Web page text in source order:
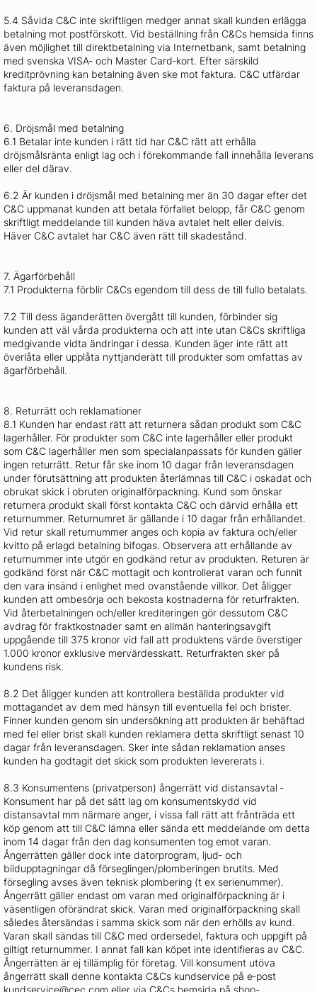
5.4 Såvida C&C inte skriftligen medger annat skall kunden erlägga
betalning mot postförskott. Vid beställning från C&Cs hemsida finns
även möjlighet till direktbetalning via Internetbank, samt betalning
med svenska VISA‐ och Master Card‐kort. Efter särskild
kreditprövning kan betalning även ske mot faktura. C&C utfärdar
faktura på leveransdagen.
6. Dröjsmål med betalning
6.1 Betalar inte kunden i rätt tid har C&C rätt att erhålla
dröjsmålsränta enligt lag och i förekommande fall innehålla leverans
eller del därav.
6.2 Är kunden i dröjsmål med betalning mer än 30 dagar efter det
C&C uppmanat kunden att betala förfallet belopp, får C&C genom
skriftligt meddelande till kunden häva avtalet helt eller delvis.
Häver C&C avtalet har C&C även rätt till skadestånd.
7. Ägarförbehåll
7.1 Produkterna förblir C&Cs egendom till dess de till fullo betalats.
7.2 Till dess äganderätten övergått till kunden, förbinder sig
kunden att väl vårda produkterna och att inte utan C&Cs skriftliga
medgivande vidta ändringar i dessa. Kunden äger inte rätt att
överlåta eller upplåta nyttjanderätt till produkter som omfattas av
ägarförbehåll.
8. Returrätt och reklamationer
8.1 Kunden har endast rätt att returnera sådan produkt som C&C
lagerhåller. För produkter som C&C inte lagerhåller eller produkt
som C&C lagerhåller men som specialanpassats för kunden gäller
ingen returrätt. Retur får ske inom 10 dagar från leveransdagen
under förutsättning att produkten återlämnas till C&C i oskadat och
obrukat skick i obruten originalförpackning. Kund som önskar
returnera produkt skall först kontakta C&C och därvid erhålla ett
returnummer. Returnumret är gällande i 10 dagar från erhållandet.
Vid retur skall returnummer anges och kopia av faktura och/eller
kvitto på erlagd betalning bifogas. Observera att erhållande av
returnummer inte utgör en godkänd retur av produkten. Returen är
godkänd först när C&C mottagit och kontrollerat varan och funnit
den vara insänd i enlighet med ovanstående villkor. Det åligger
kunden att ombesörja och bekosta kostnaderna för returfrakten.
Vid återbetalningen och/eller krediteringen gör dessutom C&C
avdrag för fraktkostnader samt en allmän hanteringsavgift
uppgående till 375 kronor vid fall att produktens värde överstiger
1.000 kronor exklusive mervärdesskatt. Returfrakten sker på
kundens risk.
8.2 Det åligger kunden att kontrollera beställda produkter vid
mottagandet av dem med hänsyn till eventuella fel och brister.
Finner kunden genom sin undersökning att produkten är behäftad
med fel eller brist skall kunden reklamera detta skriftligt senast 10
dagar från leveransdagen. Sker inte sådan reklamation anses
kunden ha godtagit det skick som produkten levererats i.
8.3 Konsumentens (privatperson) ångerrätt vid distansavtal ‐
Konsument har på det sätt lag om konsumentskydd vid
distansavtal mm närmare anger, i vissa fall rätt att frånträda ett
köp genom att till C&C lämna eller sända ett meddelande om detta
inom 14 dagar från den dag konsumenten tog emot varan.
Ångerrätten gäller dock inte datorprogram, ljud‐ och
bildupptagningar då förseglingen/plomberingen brutits. Med
försegling avses även teknisk plombering (t ex serienummer).
Ångerrätt gäller endast om varan med originalförpackning är i
väsentligen oförändrat skick. Varan med originalförpackning skall
således återsändas i samma skick som när den erhölls av kund.
Varan skall sändas till C&C med ordersedel, faktura och uppgift på
giltigt returnummer. I annat fall kan köpet inte identifieras av C&C.
Ångerrätten är ej tillämplig för företag. Vill konsument utöva
ångerrätt skall denne kontakta C&Cs kundservice på e‐post
kundservice@cec.com eller via C&Cs hemsida på shop-